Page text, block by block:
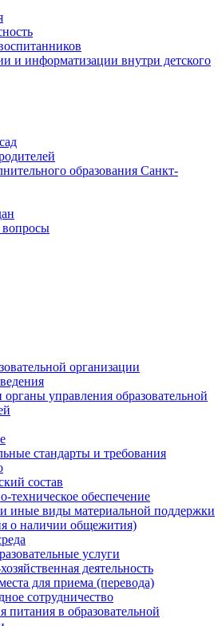
и информатизации внутри детского
образования Санкт-
вопросы
организации
органы управления образовательной
стандарты и требования
состав
техническое обеспечение
иные виды материальной поддержки
о наличии общежития)
услуги
деятельность
для приема (перевода)
сотрудничество
питания в образовательной